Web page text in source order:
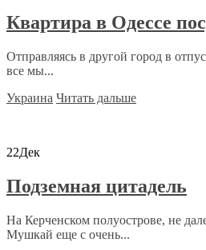
Квартира в Одессе
Отправляясь в другой город в
все мы...
Украина Читать дальше
22Дек
Подземная цитадель
На Керченском полуострове, не
Мушкай еще с очень...